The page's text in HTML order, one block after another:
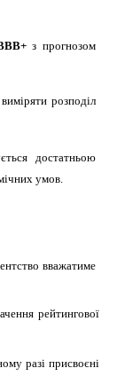
з прогнозом
розподіл
достатньою
умов.
вважатиме
рейтингової
разі присвоєні